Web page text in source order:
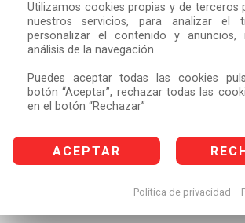
Utilizamos cookies propias y de terceros
nuestros servicios, para analizar el
personalizar el contenido y anuncios,
análisis de la navegación.
Puedes aceptar todas las cookies
botón “Aceptar”, rechazar todas las
en el botón “Rechazar”
ACEPTAR
Política de privacidad